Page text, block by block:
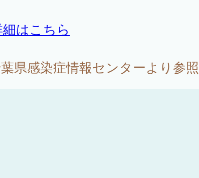
はこちら
県感染症情報センターより参照